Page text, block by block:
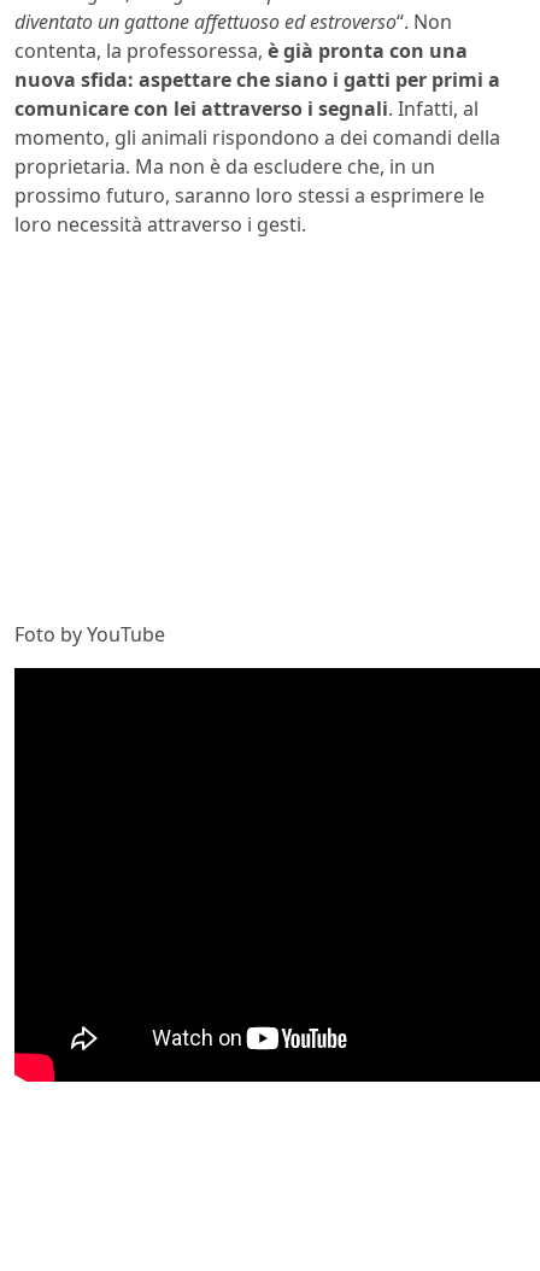
diventato un gattone affettuoso ed estroverso“. Non
contenta, la professoressa, è già pronta con una
nuova sfida: aspettare che siano i gatti per primi a
comunicare con lei attraverso i segnali. Infatti, al
momento, gli animali rispondono a dei comandi della
proprietaria. Ma non è da escludere che, in un
prossimo futuro, saranno loro stessi a esprimere le
loro necessità attraverso i gesti.
Foto by YouTube